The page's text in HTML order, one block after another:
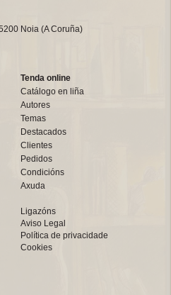
Noia (A Coruña)
Tenda online
Catálogo en liña
Autores
Temas
Destacados
Clientes
Pedidos
Condicións
Axuda
Ligazóns
Aviso Legal
Política de privacidade
Cookies